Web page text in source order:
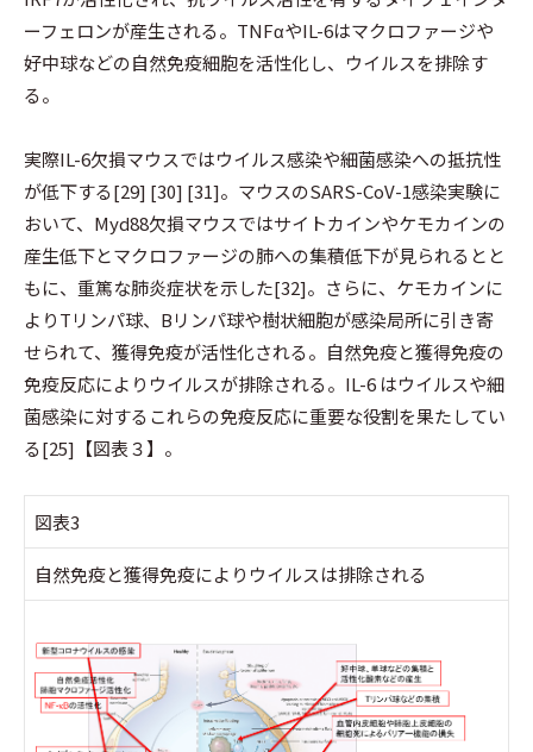
ーフェロンが産生される。TNFαやIL-6はマクロファージや
好中球などの自然免疫細胞を活性化し、ウイルスを排除す
る。
実際IL-6欠損マウスではウイルス感染や細菌感染への抵抗性
が低下する[29] [30] [31]。マウスのSARS-CoV-1感染実験に
おいて、Myd88欠損マウスではサイトカインやケモカインの
産生低下とマクロファージの肺への集積低下が見られるとと
もに、重篤な肺炎症状を示した[32]。さらに、ケモカインに
よりTリンパ球、Bリンパ球や樹状細胞が感染局所に引き寄
せられて、獲得免疫が活性化される。自然免疫と獲得免疫の
免疫反応によりウイルスが排除される。IL-6 はウイルスや細
菌感染に対するこれらの免疫反応に重要な役割を果たしてい
る[25]【図表３】。
図表3
自然免疫と獲得免疫によりウイルスは排除される